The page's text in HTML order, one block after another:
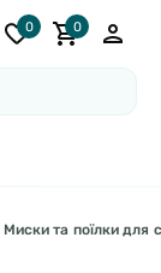
0 0
Миски та поїлки для